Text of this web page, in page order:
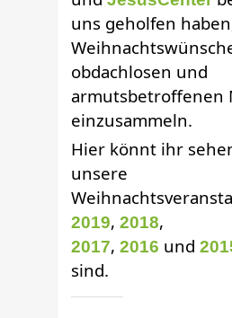
uns geholfen
obdachlosen und
armutsbetroffenen
einzusammeln.
Hier könnt ihr
unsere
2019, 2018,
2017,2016 und
sind.